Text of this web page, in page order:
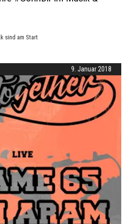
sind am Start
9. Januar 2018